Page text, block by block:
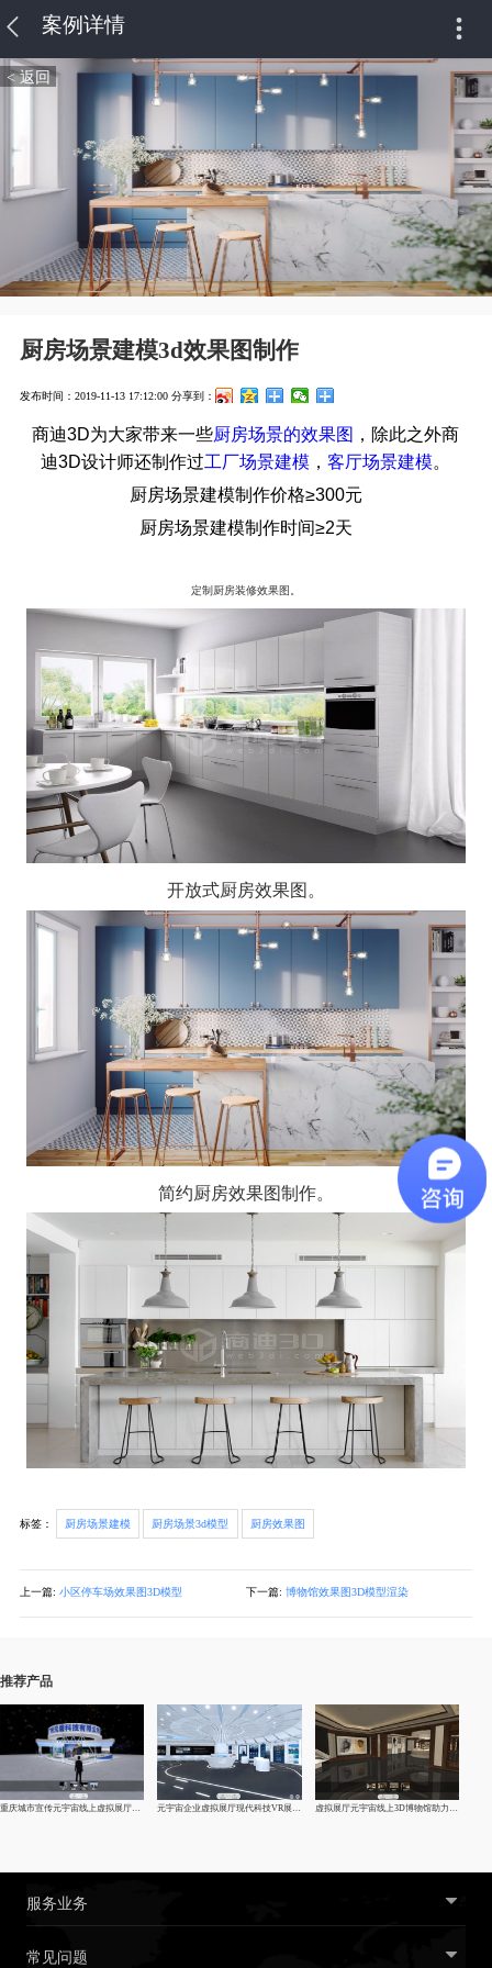
案例详情
< 返回
厨房场景建模3d效果图制作
发布时间：2019-11-13 17:12:00 分享到：
商迪3D为大家带来一些厨房场景的效果图 ，除此之外商
迪3D设计师还制作过工厂场景建模 ，客厅场景建模。
厨房场景建模制作价格≥300元
厨房场景建模制作时间≥2天
定制厨房装修效果图。
开放式厨房效果图。
简约厨房效果图制作。
标签： 厨房场景建模 厨房场景3d模型 厨房效果图
上一篇: 小区停车场效果图3D模型 下一篇: 博物馆效果图3D模型渲染
推荐产品
重庆城市宣传元宇宙线上虚拟展厅制作-vr企业|线上展馆|展厅 元宇宙企业虚拟展厅现代科技VR展厅制作 虚拟展厅元宇宙线上3D博物馆助力文化复兴
服务业务
常见问题